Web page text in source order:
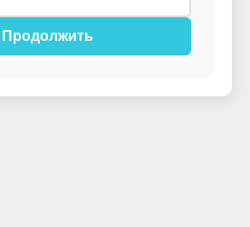
Продолжить